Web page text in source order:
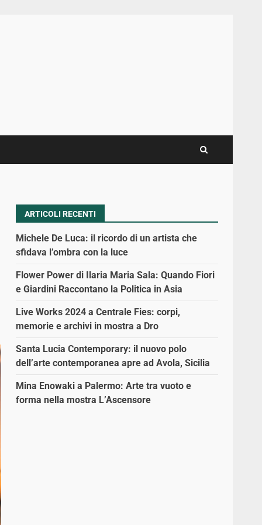
ARTICOLI RECENTI
Michele De Luca: il ricordo di un artista che
sfidava l’ombra con la luce
Flower Power di Ilaria Maria Sala: Quando Fiori
e Giardini Raccontano la Politica in Asia
Live Works 2024 a Centrale Fies: corpi,
memorie e archivi in mostra a Dro
Santa Lucia Contemporary: il nuovo polo
dell’arte contemporanea apre ad Avola, Sicilia
Mina Enowaki a Palermo: Arte tra vuoto e
forma nella mostra L’Ascensore